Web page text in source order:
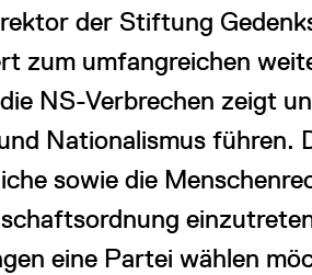
der Stiftung
zum umfangreichen
NS-Verbrechen zeigt
Nationalismus führen.
sowie die
eine Partei wählen